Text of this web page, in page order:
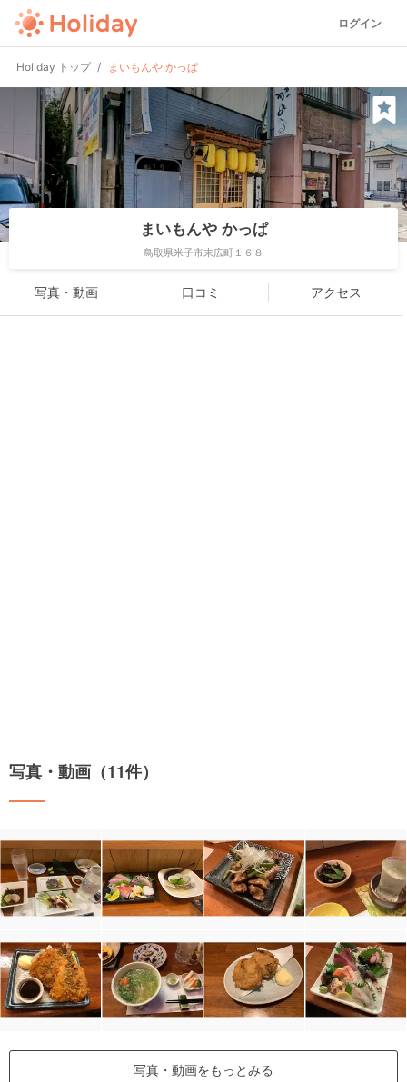
ログイン
Holiday トップ まいもんや かっぱ
まいもんや かっぱ
鳥取県米子市末広町１６８
写真・動画 口コミ アクセス
写真・動画（11件）
写真・動画をもっとみる